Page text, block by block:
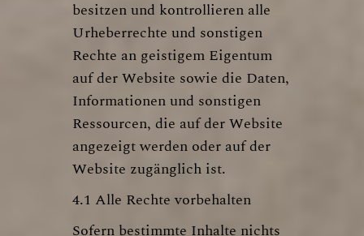
besitzen und kontrollieren alle
Urheberrechte und sonstigen
Rechte an geistigem Eigentum
auf der Website sowie die Daten,
Informationen und sonstigen
Ressourcen, die auf der Website
angezeigt werden oder auf der
Website zugänglich ist.
4.1 Alle Rechte vorbehalten
Sofern bestimmte Inhalte nichts